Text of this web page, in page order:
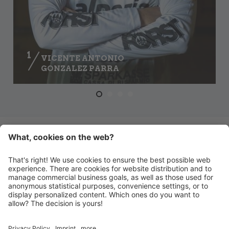
1
VICENTE ANTONIO
GONZALEZ PARRA
SQUADRA COMPLETA
HANDBALL MERAN ALPERIA
Via Lido 4
I-39012 Merano
INFO@HANDBALLMERAN.IT